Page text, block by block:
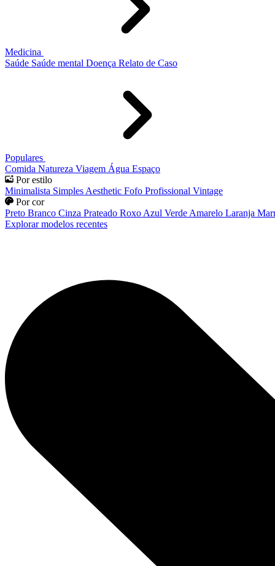
Medicina
Saúde Saúde mental Doença Relato de Caso
Populares
Comida Natureza Viagem Água Espaço
Por estilo
Minimalista Simples Aesthetic Fofo Profissional Vintage
Por cor
Preto Branco Cinza Prateado Roxo Azul Verde Amarelo Laranja
Explorar modelos recentes